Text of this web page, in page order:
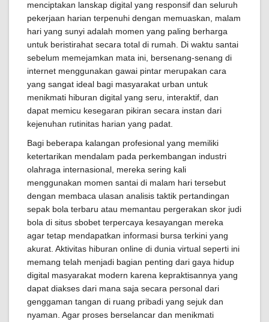
menciptakan lanskap digital yang responsif dan seluruh
pekerjaan harian terpenuhi dengan memuaskan, malam
hari yang sunyi adalah momen yang paling berharga
untuk beristirahat secara total di rumah. Di waktu santai
sebelum memejamkan mata ini, bersenang-senang di
internet menggunakan gawai pintar merupakan cara
yang sangat ideal bagi masyarakat urban untuk
menikmati hiburan digital yang seru, interaktif, dan
dapat memicu kesegaran pikiran secara instan dari
kejenuhan rutinitas harian yang padat.
Bagi beberapa kalangan profesional yang memiliki
ketertarikan mendalam pada perkembangan industri
olahraga internasional, mereka sering kali
menggunakan momen santai di malam hari tersebut
dengan membaca ulasan analisis taktik pertandingan
sepak bola terbaru atau memantau pergerakan skor judi
bola di situs sbobet terpercaya kesayangan mereka
agar tetap mendapatkan informasi bursa terkini yang
akurat. Aktivitas hiburan online di dunia virtual seperti ini
memang telah menjadi bagian penting dari gaya hidup
digital masyarakat modern karena kepraktisannya yang
dapat diakses dari mana saja secara personal dari
genggaman tangan di ruang pribadi yang sejuk dan
nyaman. Agar proses berselancar dan menikmati